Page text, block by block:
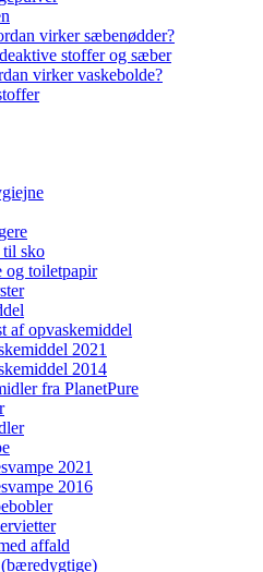
virker sæbenødder?
stoffer og sæber
virker vaskebolde?
til sko
og toiletpapir
af opvaskemiddel
2021
2014
fra PlanetPure
2021
2016
affald
(bæredygtige)